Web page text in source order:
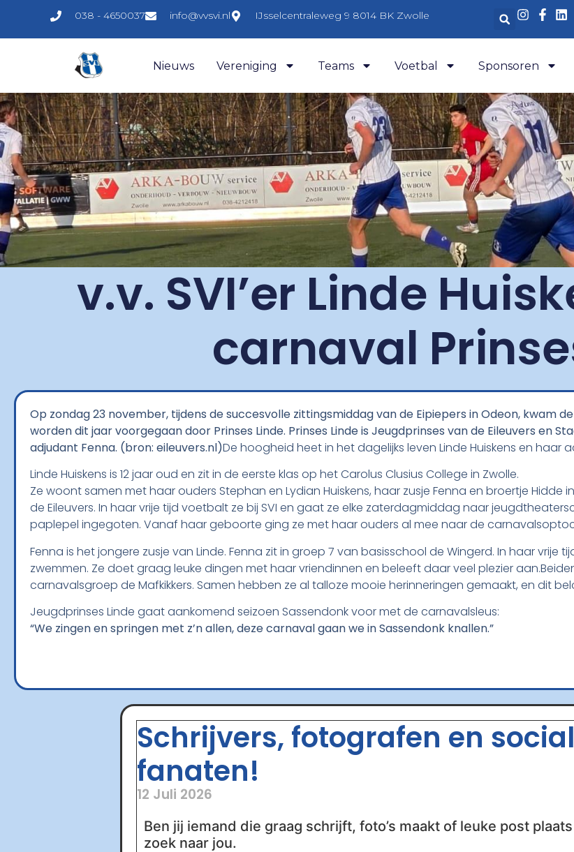
038 - 4650037 info@vvsvi.nl IJsselcentraleweg 9 8014 BK Zwolle
Nieuws Vereniging Teams Voetbal Sponsoren
v.v. SVI’er Linde
carnaval
Op zondag 23 november, tijdens de succesvolle zittingsmiddag van de Eipiepers in Odeon, kwam
worden dit jaar voorgegaan door Prinses Linde. Prinses Linde is Jeugdprinses van de Eileuvers en
adjudant Fenna. (bron: eileuvers.nl)De hoogheid heet in het dagelijks leven Linde Huiskens en haar
Linde Huiskens is 12 jaar oud en zit in de eerste klas op het Carolus Clusius College in Zwolle.
Ze woont samen met haar ouders Stephan en Lydian Huiskens, haar zusje Fenna en broertje Hidde
de Eileuvers. In haar vrije tijd voetbalt ze bij SVI en gaat ze elke zaterdagmiddag naar
paplepel ingegoten. Vanaf haar geboorte ging ze met haar ouders al mee naar de
Fenna is het jongere zusje van Linde. Fenna zit in groep 7 van basisschool de Wingerd. In haar vrije
zwemmen. Ze doet graag leuke dingen met haar vriendinnen en beleeft daar veel plezier
carnavalsgroep de Mafkikkers. Samen hebben ze al talloze mooie herinneringen gemaakt, en dit
Jeugdprinses Linde gaat aankomend seizoen Sassendonk voor met de carnavalsleus:
“We zingen en springen met z’n allen, deze carnaval gaan we in Sassendonk knallen.”
Schrijvers, fotografen en
fanaten!
12 Juli 2026
Ben jij iemand die graag schrijft, foto’s maakt of leuke post
zoek naar jou.